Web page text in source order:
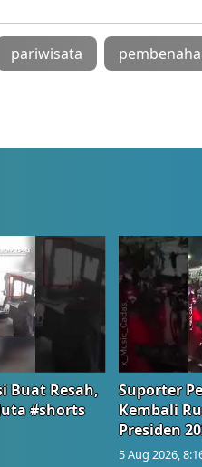
pariwisata
Buat Resah,
#shorts
Suporter
Kembali
Presiden
5 Aug 2026,